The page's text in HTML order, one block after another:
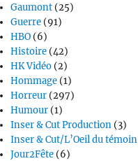
Gaumont (25)
Guerre (91)
HBO (6)
Histoire (42)
HK Vidéo (2)
Hommage (1)
Horreur (297)
Humour (1)
Inser & Cut Production (3)
Inser & Cut/L’Oeil du témoin
Jour2Fête (6)